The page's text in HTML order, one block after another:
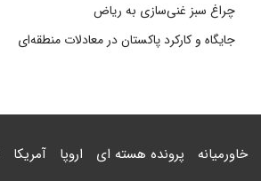
چراغ سبز غنی‌سازی به ریاض
جایگاه و کارکرد پاکستان در معادلات منطقه‌ای
خاورمیانه پرونده هسته ای اروپا آمریکا